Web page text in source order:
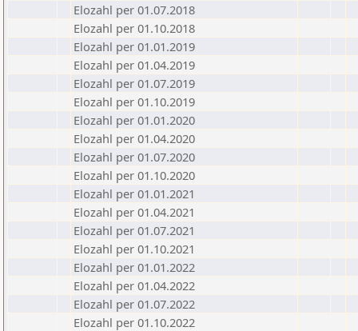
Elozahl per 01.07.2018
Elozahl per 01.10.2018
Elozahl per 01.01.2019
Elozahl per 01.04.2019
Elozahl per 01.07.2019
Elozahl per 01.10.2019
Elozahl per 01.01.2020
Elozahl per 01.04.2020
Elozahl per 01.07.2020
Elozahl per 01.10.2020
Elozahl per 01.01.2021
Elozahl per 01.04.2021
Elozahl per 01.07.2021
Elozahl per 01.10.2021
Elozahl per 01.01.2022
Elozahl per 01.04.2022
Elozahl per 01.07.2022
Elozahl per 01.10.2022